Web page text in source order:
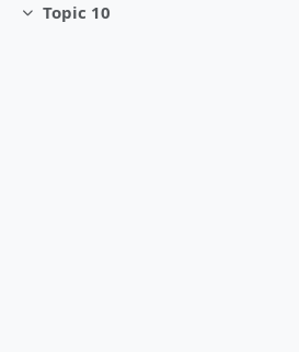
Minimizza
Topic 10